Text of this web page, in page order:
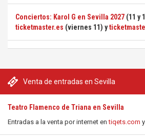
Venta de entradas en Sevilla
Teatro Flamenco de Triana en Sevilla
Entradas a la venta por internet entiqets.com y
Conciertos: Karol G en Sevilla 2027 (11 y
ticketmaster.es (viernes 11) y